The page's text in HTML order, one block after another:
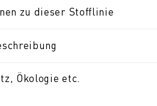
zu dieser Stofflinie
Ökologie etc.